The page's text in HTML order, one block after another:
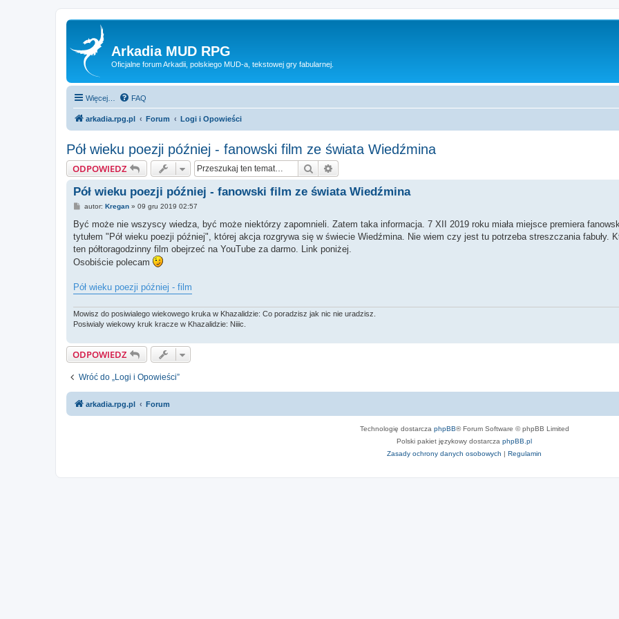
Arkadia MUD RPG
Oficjalne forum Arkadii, polskiego MUD-a, tekstowej gry fabularnej.
Więcej… FAQ
arkadia.rpg.pl Forum Logi i Opowieści
Pół wieku poezji później - fanowski film ze świata Wiedźmina
ODPOWIEDZ Szukaj
Pół wieku poezji później - fanowski film ze świata Wiedźmina
P
s
t
autor: Kregan» 09 gru 2019 02:57
Być może nie wszyscy wiedza, być może niektórzy zapomnieli. Zatem taka informacja. 7 XII 2019 roku miała miejsce premiera
tytułem "Pół wieku poezji później", której akcja rozgrywa się w świecie Wiedźmina. Nie wiem czy jest tu potrzeba streszczania fabuły.
ten półtoragodzinny film obejrzeć na YouTube za darmo. Link poniżej.
Osobiście polecam
Pół wieku poezji później - film
Mowisz do posiwialego wiekowego kruka w Khazalidzie: Co poradzisz jak nic nie uradzisz.
Posiwialy wiekowy kruk kracze w Khazalidzie: Niiic.
ODPOWIEDZ
Wróć do „Logi i Opowieści”
arkadia.rpg.pl Forum
Technologię dostarcza phpBB® Forum Software © phpBB Limited
Polski pakiet językowy dostarcza phpBB.pl
Zasady ochrony danych osobowych | Regulamin